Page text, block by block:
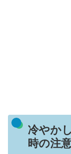
冷やか
時の注